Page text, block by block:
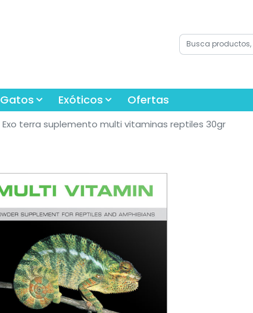
Gatos Exóticos Ofertas
Exo terra suplemento multi vitaminas reptiles 30gr